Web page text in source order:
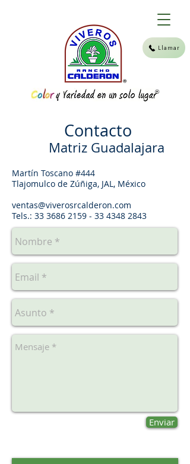
®
Llamar
Contacto
Matriz Guadalajara
Martín Toscano #444
Tlajomulco de Zúñiga, JAL, México
ventas@viverosrcalderon.com
Tels.: 33 3686 2159 - 33 4348 2843
¿
Enviar